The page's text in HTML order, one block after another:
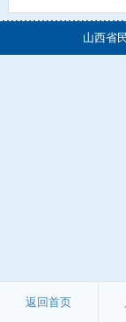
山西省
返回首页